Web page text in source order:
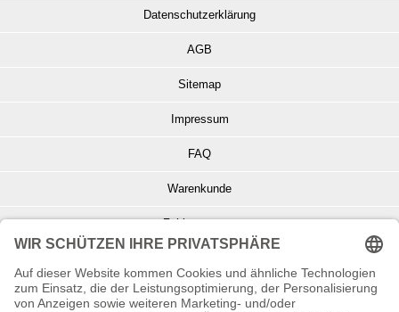
Datenschutzerklärung
AGB
Sitemap
Impressum
FAQ
Warenkunde
Zahlungsarten
Info zu Elektro- u. Elektronikgeräten